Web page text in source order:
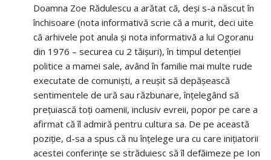
Doamna Zoe Rădulescu a arătat că, deși s-a născut în
închisoare (nota informativă scrie că a murit, deci uite
că arhivele pot anula și nota informativă a lui Ogoranu
din 1976 – securea cu 2 tăișuri), în timpul detenției
politice a mamei sale, având în familie mai multe rude
executate de comuniști, a reușit să depășească
sentimentele de ură sau răzbunare, înțelegând să
prețuiască toți oamenii, inclusiv evreii, popor pe care a
afirmat că îl admiră pentru cultura sa. De pe această
poziție, d-sa a spus că nu înțelege ura cu care inițiatorii
acestei conferințe se străduiesc să îl defăimeze pe Ion